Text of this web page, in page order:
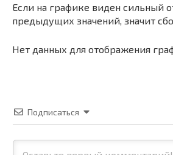
Если на графике виден сильный
предыдущих значений, значит
Нет данных для отображения
Подписаться